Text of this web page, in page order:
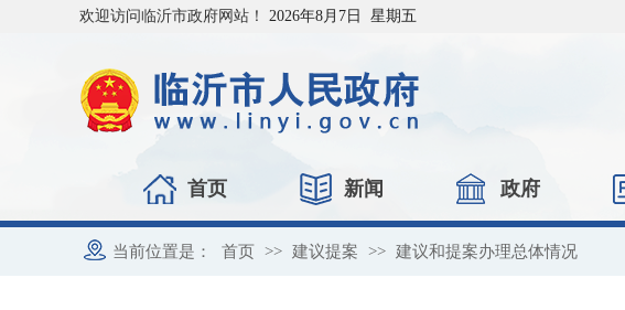
欢迎访问临沂市政府网站！ 2026年8月7日 星期五
首页 新闻 政府
当前位置是： 首页 >> 建议提案 >> 建议和提案办理总体情况